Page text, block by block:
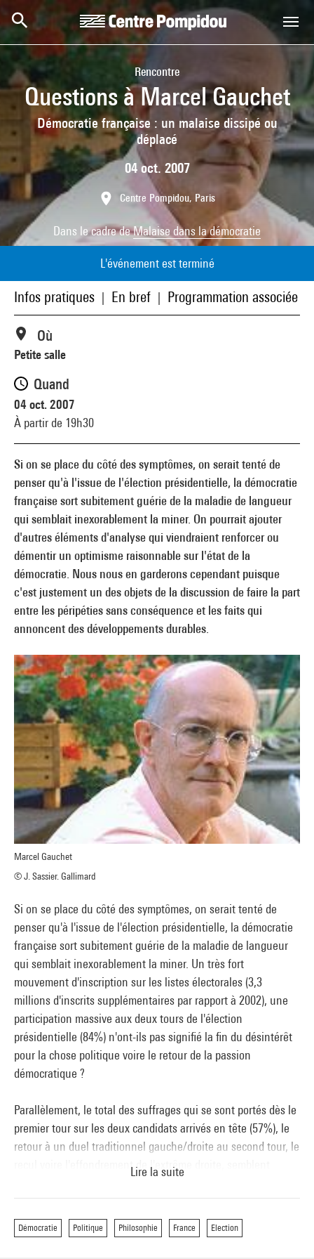
Aller au contenu principal
Centre Pompidou
Rencontre
Questions à Marcel Gauchet
Démocratie française : un malaise dissipé ou
déplacé
04 oct. 2007
Centre Pompidou, Paris
Dans le cadre deMalaise dans la démocratie
L'événement est terminé
Infos pratiques En bref Programmation associée
Si on se place du côté des symptômes, on serait tenté de
penser qu'à l'issue de l'élection présidentielle, la démocratie
française sort subitement guérie de la maladie de langueur
qui semblait inexorablement la miner. On pourrait ajouter
d'autres éléments d'analyse qui viendraient renforcer ou
démentir un optimisme raisonnable sur l'état de la
démocratie. Nous nous en garderons cependant puisque
c'est justement un des objets de la discussion de faire la part
entre les péripéties sans conséquence et les faits qui
annoncent des développements durables.
Marcel Gauchet
© J. Sassier. Gallimard
Si on se place du côté des symptômes, on serait tenté de
penser qu'à l'issue de l'élection présidentielle, la démocratie
française sort subitement guérie de la maladie de langueur
qui semblait inexorablement la miner. Un très fort
mouvement d'inscription sur les listes électorales (3,3
millions d'inscrits supplémentaires par rapport à 2002), une
participation massive aux deux tours de l'élection
présidentielle (84%) n'ont-ils pas signifié la fin du désintérêt
pour la chose politique voire le retour de la passion
démocratique ?
Parallèlement, le total des suffrages qui se sont portés dès le
premier tour sur les deux candidats arrivés en tête (57%), le
retour à un duel traditionnel gauche/droite au second tour, le
recul voire l'effondrement de l'extrême droite, semblent
l'alternance (entre la droite libérale et la social-démocratie)
couramment considéré comme un signe de bonne santé des
démocraties européennes.
Lire la suite
Démocratie Politique Philosophie France Election
Où
Petite salle
Quand
04 oct. 2007
À partir de 19h30